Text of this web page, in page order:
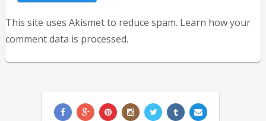
This site uses Akismet to reduce spam. Learn how your
comment data is processed.